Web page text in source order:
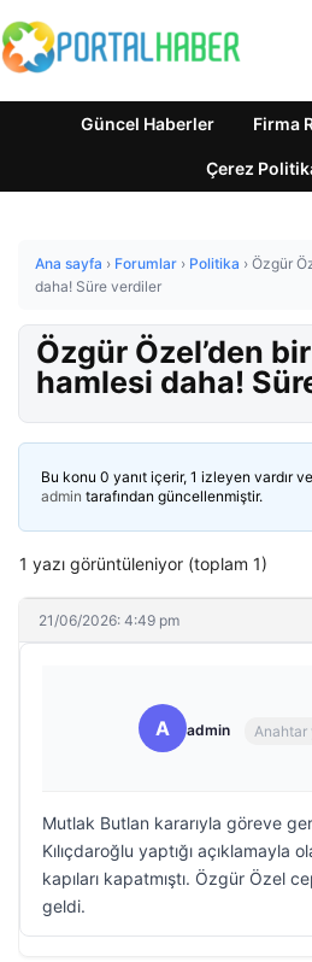
Güncel Haberler Firma
Çerez
Ana sayfa › Forumlar › Politika › Özgür
daha! Süre verdiler
Özgür Özel’den
hamlesi daha!
Bu konu 0 yanıt içerir, 1 izleyen vardır
admin tarafından güncellenmiştir.
1 yazı görüntüleniyor (toplam 1)
21/06/2026: 4:49 pm
A admin
Mutlak Butlan kararıyla göreve
Kılıçdaroğlu yaptığı açıklamayla
kapıları kapatmıştı. Özgür Özel
geldi.